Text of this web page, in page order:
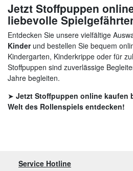
Jetzt Stoffpuppen
liebevolle
Entdecken Sie unsere vielfältige
Kinderund bestellen Sie bequem
Kindergarten, Kinderkrippe oder für
Stoffpuppen sind zuverlässige
Jahre begleiten.
➤ Jetzt Stoffpuppen online kaufen
Welt des Rollenspiels entdecken!
Service Hotline